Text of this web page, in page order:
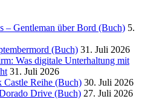
– Gentleman über Bord (Buch) 5.
(Buch) 31. Juli 2026
Was digitale Unterhaltung mit
31. Juli 2026
Castle Reihe (Buch) 30. Juli 2026
Drive (Buch) 27. Juli 2026